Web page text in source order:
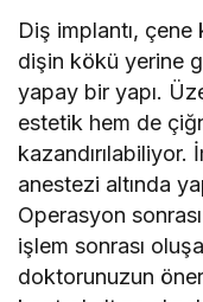
Diş implantı,
dişin kökü yerine
yapay bir yapı.
estetik hem de
kazandırılabiliyor.
anestezi altında
Operasyon
işlem sonrası
doktorunuzun